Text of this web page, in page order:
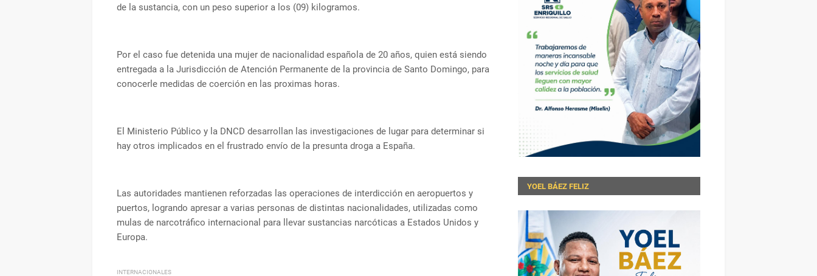
de la sustancia, con un peso superior a los (09) kilogramos.
Por el caso fue detenida una mujer de nacionalidad española de 20 años, quien está siendo
entregada a la Jurisdicción de Atención Permanente de la provincia de Santo Domingo, para
conocerle medidas de coerción en las proximas horas.
El Ministerio Público y la DNCD desarrollan las investigaciones de lugar para determinar si
hay otros implicados en el frustrado envío de la presunta droga a España.
Las autoridades mantienen reforzadas las operaciones de interdicción en aeropuertos y
puertos, logrando apresar a varias personas de distintas nacionalidades, utilizadas como
mulas de narcotráfico internacional para llevar sustancias narcóticas a Estados Unidos y
Europa.
INTERNACIONALES
YOEL BÁEZ FELIZ